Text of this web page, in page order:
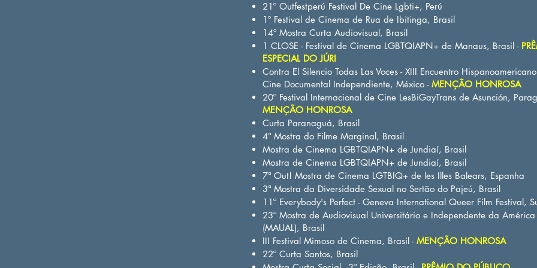
21º Outfestperú Festival De Cine Lgbti+, Perú
1º Festival de Cinema de Rua de Ibitinga, Brasil
14ª Mostra Curta Audiovisual, Brasil
1 CLOSE - Festival de Cinema LGBTQIAPN+ de Manaus, Brasil -
ESPECIAL DO JÚRI
Contra El Silencio Todas Las Voces - XIII Encuentro
Cine Documental Independiente, México - MENÇÃO HONROSA
20º Festival Internacional de Cine LesBiGayTrans de Asunción,
MENÇÃO HONROSA
Curta Paranaguá, Brasil
4ª Mostra do Filme Marginal, Brasil
Mostra de Cinema LGBTQIAPN+ de Jundiaí, Brasil
Mostra de Cinema LGBTQIAPN+ de Jundiaí, Brasil
7ª Out! Mostra de Cinema LGTBIQ+ de les Illes Balears, Espanha
3ª Mostra da Diversidade Sexual no Sertão do Pajeú, Brasil
11º Everybody's Perfect - Geneva International Queer Film Festival,
23ª Mostra de Audiovisual Universitário e Independente da
(MAUAL), Brasil
III Festival Mimoso de Cinema, Brasil - MENÇÃO HONROSA
22º Curta Santos, Brasil